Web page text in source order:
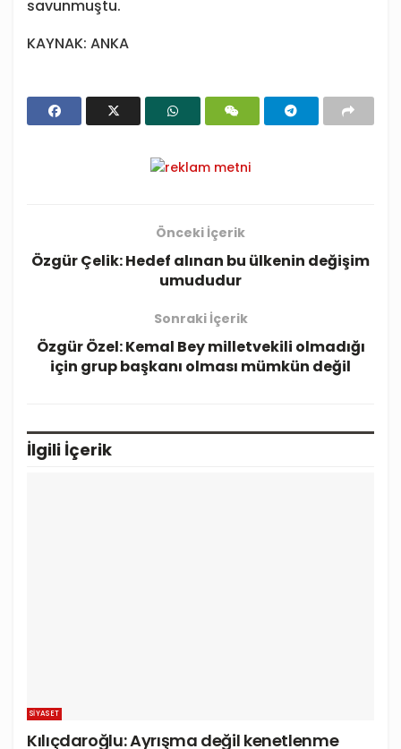
savunmuştu.
KAYNAK: ANKA
Önceki İçerik
Özgür Çelik: Hedef alınan bu ülkenin değişim
umududur
Sonraki İçerik
Özgür Özel: Kemal Bey milletvekili olmadığı
için grup başkanı olması mümkün değil
İlgili İçerik
SIYASET
Kılıçdaroğlu: Ayrışma değil kenetlenme